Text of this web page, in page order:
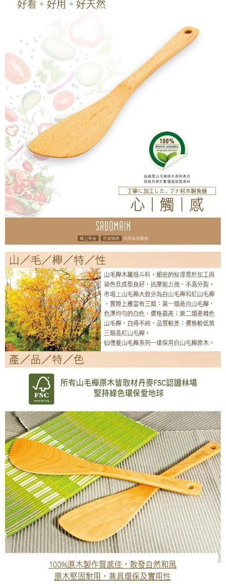
【注意事項】
２．關於個人資料處理事宜，請瀏覽以下網址：
https://aftee.tw/terms/#terms3
３．未成年的使用者請事先徵得法定代理人或監護人之同意方可使用
「AFTEE先享後付」，若未經同意申辦者引起之損失，本公司不負相關責
４．使用「AFTEE先享後付」時，將依據個別帳號之用戶狀況，依本公司即
時審查核予不同之上限額度；若仍有額度不足之情形，本公司將視審查結果
請求用戶進行身份認證。
５．嚴禁一人註冊多個帳號或使用他人資訊註冊。若發現惡意使用之情形，
恩沛科技股份有限公司將有權停止該用戶之使用額度並採取法律行動。